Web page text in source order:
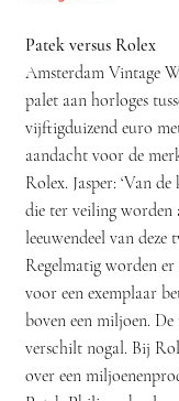
Patek versus Rolex
Amsterdam Vintage
palet aan horloges
vijftigduizend euro
aandacht voor de
Rolex. Jasper: ‘Van
die ter veiling worden
leeuwendeel van deze
Regelmatig worden
voor een exemplaar
boven een miljoen.
verschilt nogal. Bij
over een